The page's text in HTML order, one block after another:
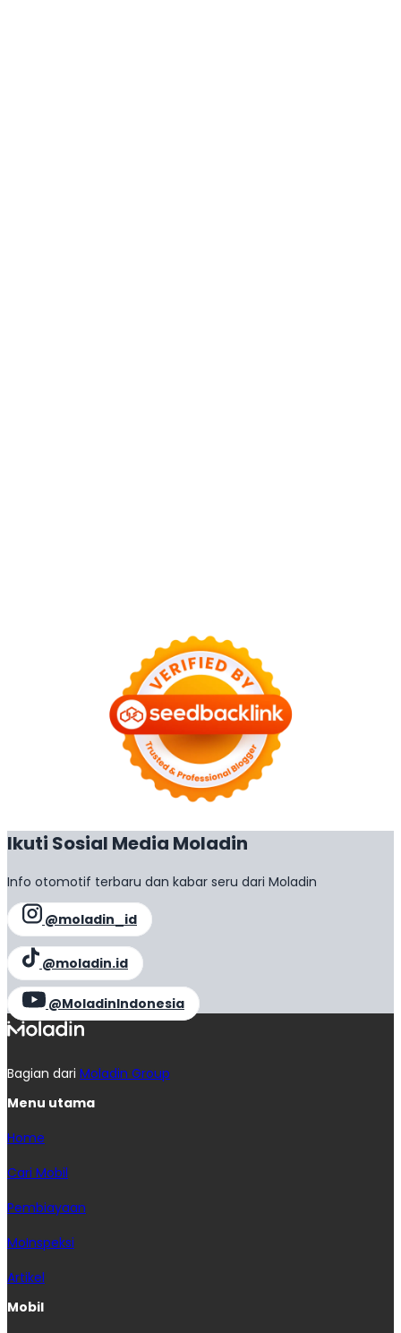
Ikuti Sosial Media Moladin
Info otomotif terbaru dan kabar seru dari Moladin
@moladin_id
@moladin.id
@MoladinIndonesia
Bagian dari Moladin Group
Menu utama
Home
Cari Mobil
Pembiayaan
MoInspeksi
Artikel
Mobil